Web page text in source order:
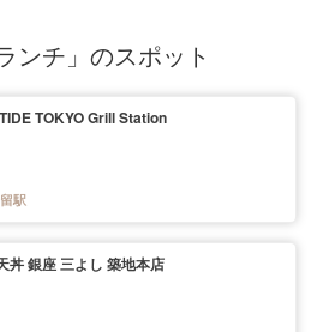
ンチ」のスポット
TOKYO Grill Station
駅
丼 銀座 三よし 築地本店